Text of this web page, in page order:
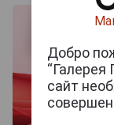
Добро
“Галерея
сайт